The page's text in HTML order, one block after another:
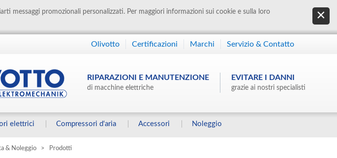
messaggi promozionali personalizzati. Per maggiori informazioni sui cookie e sulla loro
elettrici Compressori d‘aria Accessori Noleggio
RIPARAZIONI E MANUTENZIONE
di macchine elettriche
EVITARE I DANNI
grazie ai nostri specialisti
Olivotto Certificazioni Marchi Servizio & Contatto
& Noleggio > Prodotti